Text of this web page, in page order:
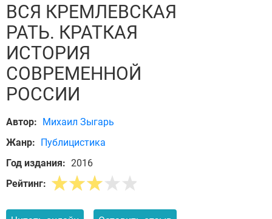
ВСЯ КРЕМЛЕВСКАЯ
РАТЬ. КРАТКАЯ
ИСТОРИЯ
СОВРЕМЕННОЙ
РОССИИ
Автор: Михаил Зыгарь
Жанр: Публицистика
Год издания: 2016
Рейтинг: